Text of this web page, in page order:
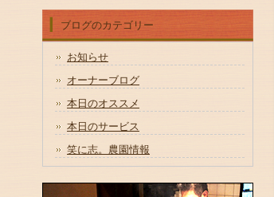
ブログのカテゴリー
お知らせ
オーナーブログ
本日のオススメ
本日のサービス
笑に志。農園情報